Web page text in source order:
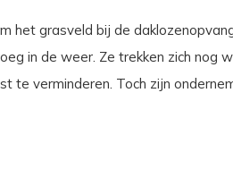
het grasveld bij de
in de weer. Ze trekken zich nog
te verminderen. Toch zijn